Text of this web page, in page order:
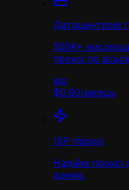
Датацентрові
500K+
проксі по
від
$0.90/місяць
ISP проксі
Надійні
даних.